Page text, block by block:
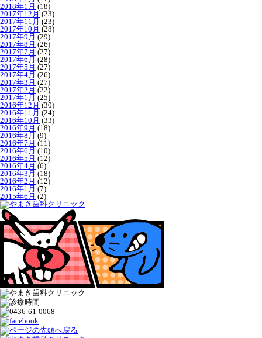
2018年1月 (18)
2017年12月 (23)
2017年11月 (23)
2017年10月 (28)
2017年9月 (29)
2017年8月 (26)
2017年7月 (27)
2017年6月 (28)
2017年5月 (27)
2017年4月 (26)
2017年3月 (27)
2017年2月 (22)
2017年1月 (25)
2016年12月 (30)
2016年11月 (24)
2016年10月 (33)
2016年9月 (18)
2016年8月 (9)
2016年7月 (11)
2016年6月 (10)
2016年5月 (12)
2016年4月 (6)
2016年3月 (18)
2016年2月 (12)
2016年1月 (7)
2015年6月 (2)